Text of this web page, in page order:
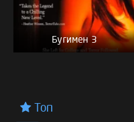
Бугимен 3
Топ